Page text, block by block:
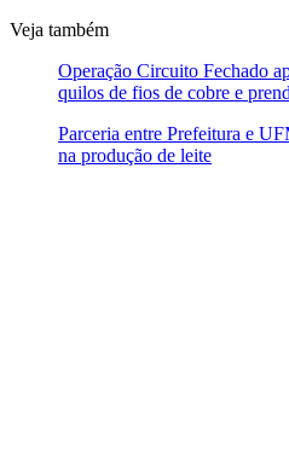
Veja também
Operação Circuito Fechado
quilos de fios de cobre e
Parceria entre Prefeitura e
na produção de leite